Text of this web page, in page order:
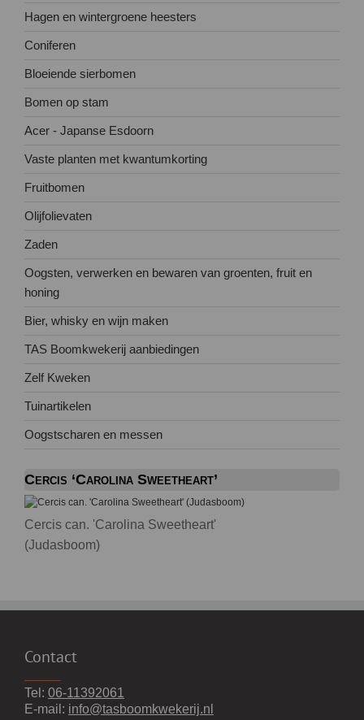
Hagen en wintergroene heesters
Coniferen
Bloeiende sierbomen
Bomen op stam
Acer - Japanse Esdoorn
Vaste planten met kwantumkorting
Fruitbomen
Olijfolievaten
Zaden
Oogsten, verwerken en bewaren van groenten, fruit en
honing
Bier, whisky en wijn maken
TAS Boomkwekerij aanbiedingen
Zelf Kweken
Tuinartikelen
Oogstscharen en messen
Cercis ‘Carolina Sweetheart’
Cercis can. 'Carolina Sweetheart'
(Judasboom)
Contact
Tel: 06-11392061
E-mail: info@tasboomkwekerij.nl